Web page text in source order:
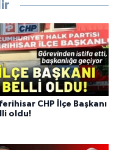
CHP İlçe Başkanı
oldu!